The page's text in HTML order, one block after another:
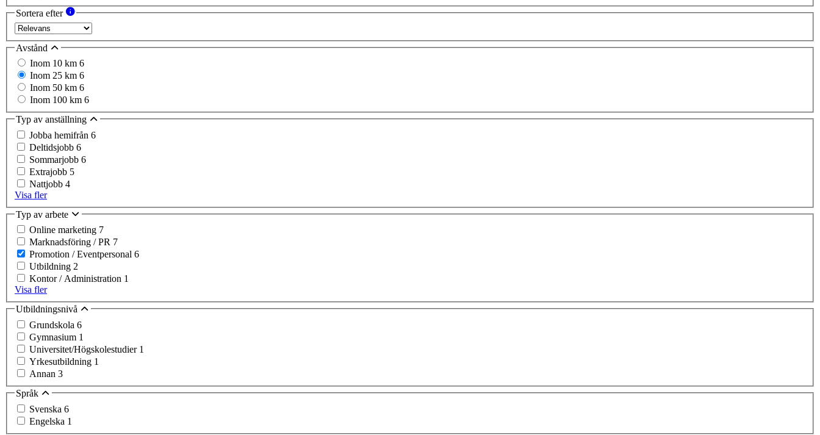
Sortera efter
Avstånd
Inom 10 km 6
Inom 25 km 6
Inom 50 km 6
Inom 100 km 6
Typ av anställning
Jobba hemifrån 6
Deltidsjobb 6
Sommarjobb 6
Extrajobb 5
Nattjobb 4
Visa fler
Typ av arbete
Online marketing 7
Marknadsföring / PR 7
Promotion / Eventpersonal 6
Utbildning 2
Kontor / Administration 1
Visa fler
Utbildningsnivå
Grundskola 6
Gymnasium 1
Universitet/Högskolestudier 1
Yrkesutbildning 1
Annan 3
Språk
Svenska 6
Engelska 1